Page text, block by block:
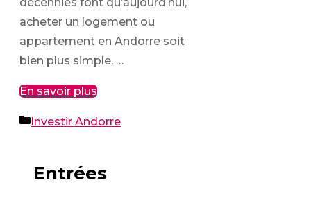
acheter un logement ou
appartement en Andorre soit
bien plus simple, …
En savoir plus
Catégories
Investir Andorre
Entrées